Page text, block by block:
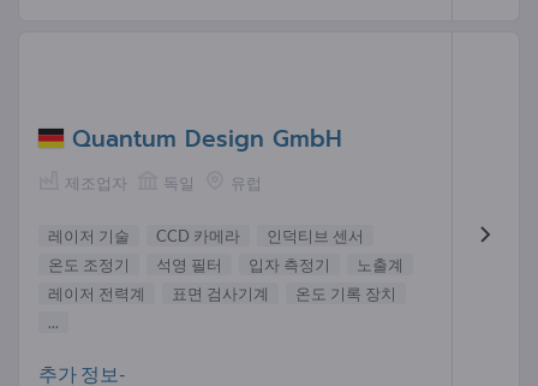
Quantum Design GmbH
제조업자 독일 유럽
레이저 기술 CCD 카메라
인덕티브 센서
온도 조정기
석영 필터 입자 측정기
노출계
레이저 전력계
표면 검사기계
온도 기록 장치
...
추가 정보-